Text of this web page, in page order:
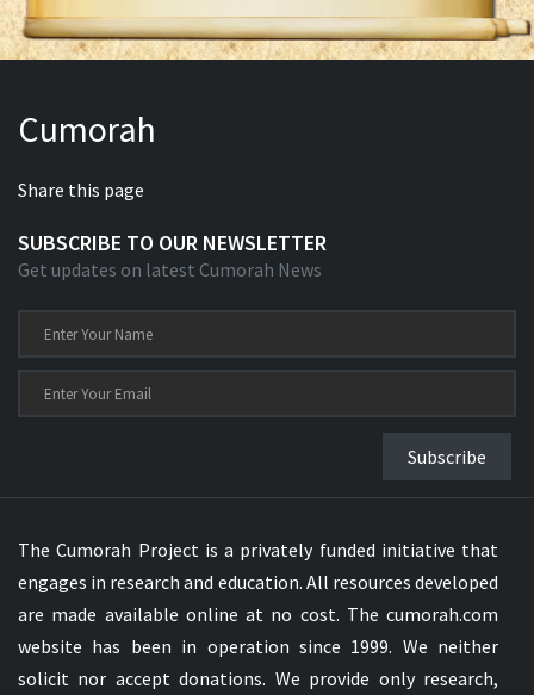
Cumorah
Share this page
SUBSCRIBE TO OUR NEWSLETTER
Get updates on latest Cumorah News
Subscribe
The Cumorah Project is a privately funded initiative that
engages in research and education. All resources developed
are made available online at no cost. The cumorah.com
website has been in operation since 1999. We neither
solicit nor accept donations. We provide only research,